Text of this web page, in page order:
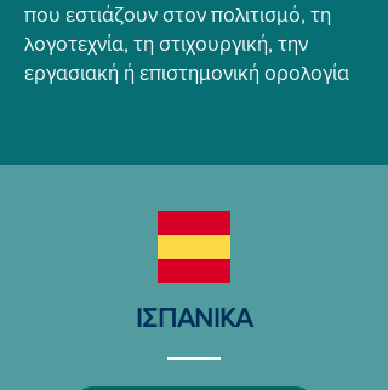
που εστιάζουν στον πολιτισμό, τη
λογοτεχνία, τη στιχουργική, την
εργασιακή ή επιστημονική ορολογία
ΙΣΠΑΝΙΚΑ